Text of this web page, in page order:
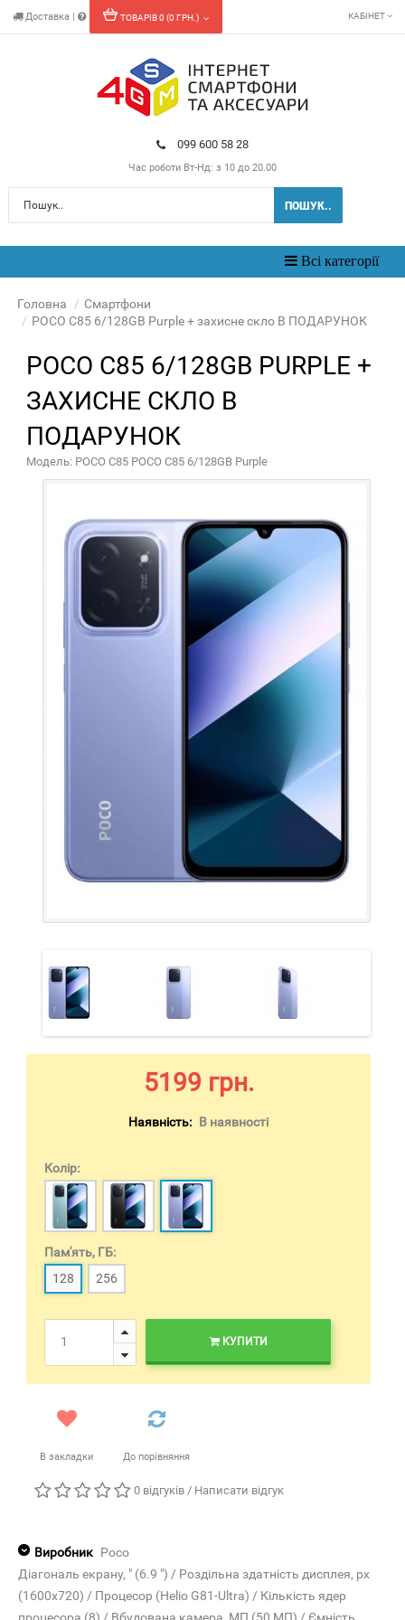
Доставка | КАБІНЕТ
099 600 58 28
Час роботи Вт-Нд: з 10 до 20.00
ТОВАРІВ 0 (0 ГРН.)
ПОШУК..
Toggle
navigation
Всі категорії
Головна
Смартфони
POCO C85 6/128GB Purple + захисне скло В ПОДАРУНОК
POCO C85 6/128GB PURPLE +
ЗАХИСНЕ СКЛО В
ПОДАРУНОК
Модель: POCO C85 POCO C85 6/128GB Purple
5199 грн.
Наявність: В наявності
Колір:
Пам'ять, ГБ:
128
256
КУПИТИ
В закладки До порівняння
0 відгуків / Написати відгук
Виробник Poco
Діагональ екрану, " (6.9 ") / Роздільна здатність дисплея, px
(1600х720) / Процесор (Helio G81-Ultra) / Кількість ядер
процесора (8) / Вбудована камера, МП (50 МП) / Ємність